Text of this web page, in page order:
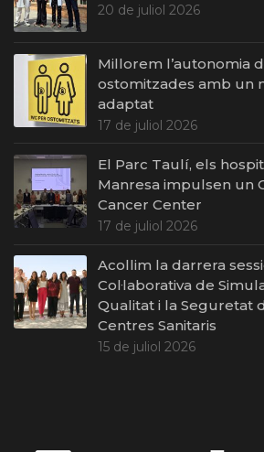
20 de juliol 2026
Millorem l’autonomia
ostomitzades amb un
adaptat
17 de juliol 2026
El Parc Taulí, els
Manresa impulsen un
Cancer Center
17 de juliol 2026
Acollim la darrera
Col·laborativa de
Qualitat i la Seguretat
Centres Sanitaris
15 de juliol 2026